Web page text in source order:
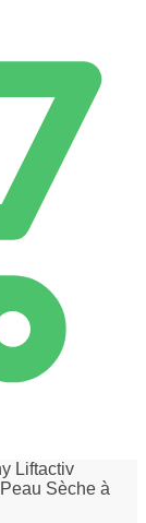
Liftactiv
Sèche à